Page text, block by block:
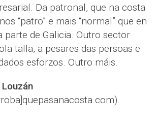
Da patronal, que na costa
“patro” e mais “normal” que en
parte de Galicia. Outro sector
talla, a pesares das persoas e
esforzos. Outro máis.